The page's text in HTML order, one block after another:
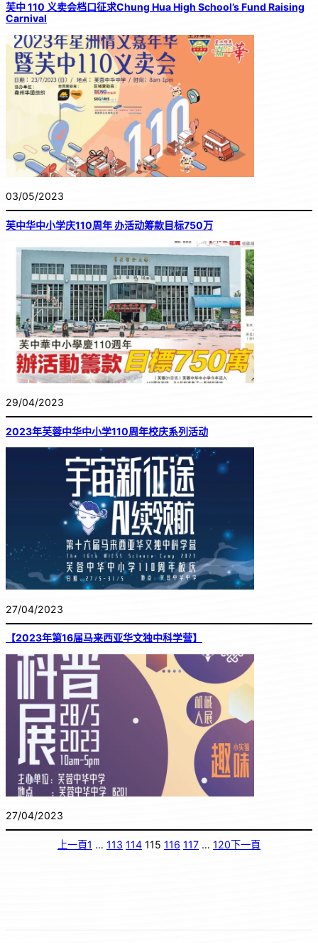
芙中 110 义卖会档口征求Chung Hua High School’s Fund Raising
Carnival
03/05/2023
芙中华中小学庆110周年 办活动筹款目标750万
29/04/2023
2023年芙蓉中华中小学110周年校庆系列活动
27/04/2023
【2023年第16届马来西亚华文独中科学营】
27/04/2023
上一頁1 … 113 114 115 116 117 … 120下一頁